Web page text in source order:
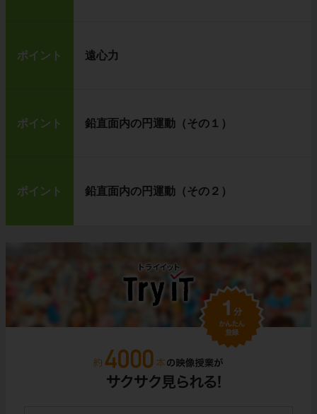
ポイント 遠心力
ポイント 鉛直面内の円運動（その１）
ポイント 鉛直面内の円運動（その２）